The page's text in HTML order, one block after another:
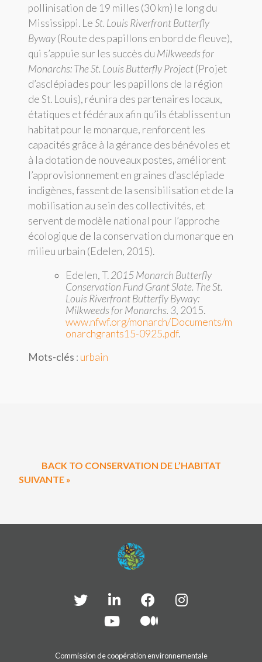
pollinisation de 19 milles (30 km) le long du
Mississippi. LeSt. Louis Riverfront Butterfly
Byway(Route des papillons en bord de fleuve),
qui s’appuie sur les succès du Milkweeds for
Monarchs: The St. Louis Butterfly Project(Projet
d’asclépiades pour les papillons de la région
de St. Louis), réunira des partenaires locaux,
étatiques et fédéraux afin qu’ils établissent un
habitat pour le monarque, renforcent les
capacités grâce à la gérance des bénévoles et
à la dotation de nouveaux postes, améliorent
l’approvisionnement en graines d’asclépiade
indigènes, fassent de la sensibilisation et de la
mobilisation au sein des collectivités, et
servent de modèle national pour l’approche
écologique de la conservation du monarque en
milieu urbain (Edelen, 2015).
Edelen, T.2015 Monarch Butterfly
Conservation Fund Grant Slate. The St.
Louis Riverfront Butterfly Byway:
Milkweeds for Monarchs. 3, 2015.
www.nfwf.org/monarch/Documents/m
onarchgrants15-0925.pdf.
Mots-clés : urbain
BACK TO CONSERVATION DE L’HABITAT
SUIVANTE »
Commission de coopération environnementale